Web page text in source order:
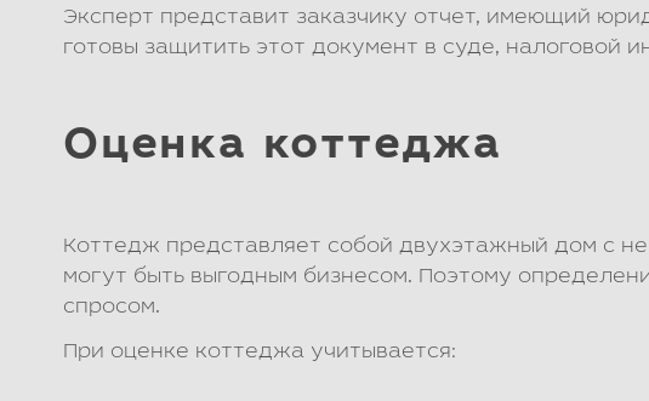
Эксперт представит заказчику отчет, имеющий
готовы защитить этот документ в суде, налоговой
Оценка коттеджа
Коттедж представляет собой двухэтажный дом с
могут быть выгодным бизнесом. Поэтому
спросом.
При оценке коттеджа учитывается: